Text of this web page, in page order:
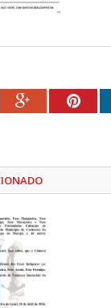
Google+